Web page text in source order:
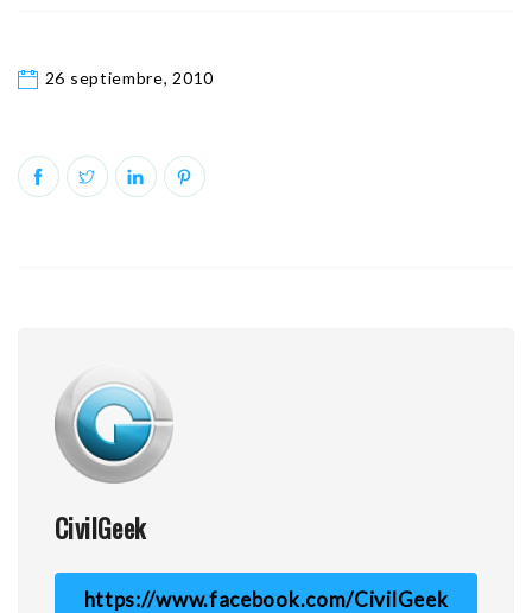
26 septiembre, 2010
CivilGeek
https://www.facebook.com/CivilGeek